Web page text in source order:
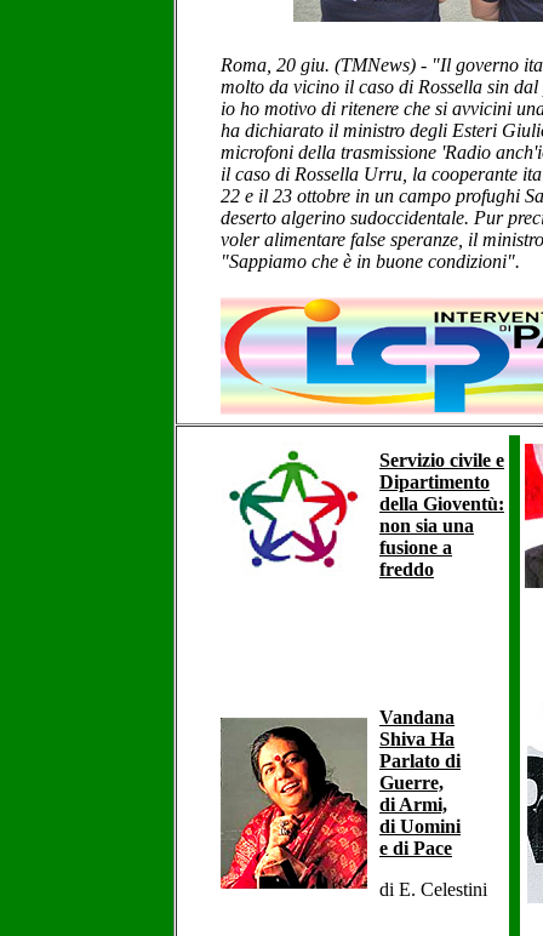
Roma, 20 giu. (TMNews) - "Il governo
molto da vicino il caso di Rossella sin
io ho motivo di ritenere che si avvicini
ha dichiarato il ministro degli Esteri
microfoni della trasmissione 'Radio
il caso di Rossella Urru, la cooperante
22 e il 23 ottobre in un campo profughi
deserto algerino sudoccidentale. Pur
voler alimentare false speranze, il
"Sappiamo che è in buone condizioni".
Servizio civile e
Dipartimento
della Gioventù:
non sia una
fusione a
freddo
Vandana
Shiva Ha
Parlato di
Guerre,
di Armi,
di Uomini
e di Pace
di E. Celestini